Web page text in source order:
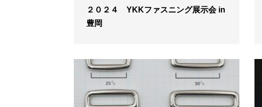
２０２４ YKKファスニング展示会 in
豊岡